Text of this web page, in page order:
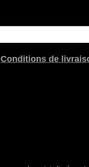
Conditions de